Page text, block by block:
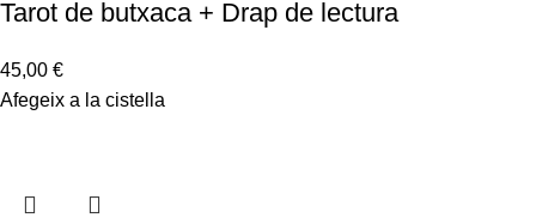
Tarot de butxaca + Drap de lectura
45,00 €
Afegeix a la cistella